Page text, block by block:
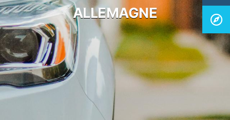
ALLEMAGNE